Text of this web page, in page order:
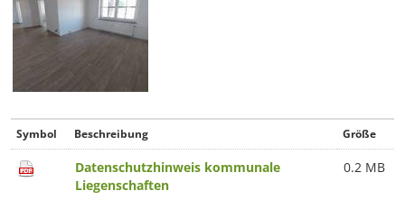
Symbol Beschreibung Größe
Datenschutzhinweis kommunale
Liegenschaften
0.2 MB